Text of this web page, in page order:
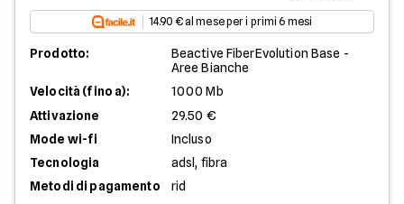
14.90 € al mese per i primi 6 mesi
Prodotto:
Beactive FiberEvolution Base -
Aree Bianche
Velocità (fino a):
1000 Mb
Attivazione
29.50 €
Mode wi-fi
Incluso
Tecnologia
adsl, fibra
Metodi di pagamento
rid